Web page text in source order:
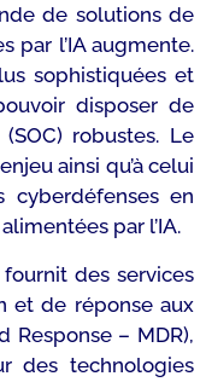
de solutions de
par l’IA augmente.
sophistiquées et
disposer de
robustes. Le
ainsi qu’à celui
cyberdéfenses en
par l’IA.
fournit des services
et de réponse aux
Response – MDR),
des technologies